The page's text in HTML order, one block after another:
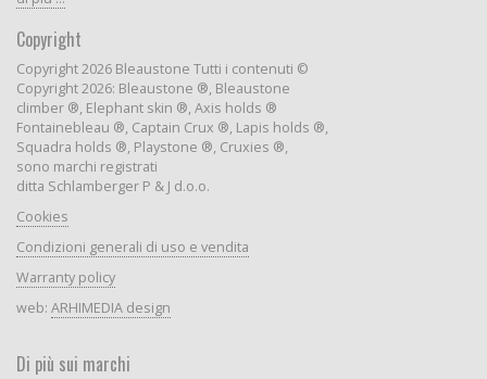
Copyright
Copyright 2026 Bleaustone Tutti i contenuti ©
Copyright 2026: Bleaustone ®, Bleaustone
climber ®, Elephant skin ®, Axis holds ®
Fontainebleau ®, Captain Crux ®, Lapis holds ®,
Squadra holds ®, Playstone ®, Cruxies ®,
sono marchi registrati
ditta Schlamberger P & J d.o.o.
Cookies
Condizioni generali di uso e vendita
Warranty policy
web: ARHIMEDIA design
Di più sui marchi